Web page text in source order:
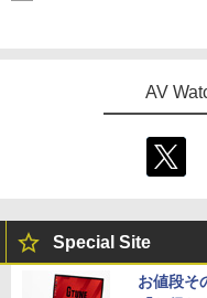
AV
Special Site
お値段そ